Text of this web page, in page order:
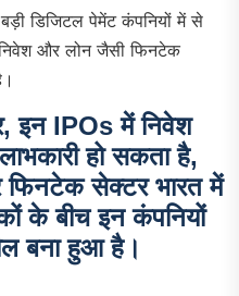
डिजिटल पेमेंट कंपनियों में से
और लोन जैसी फिनटेक
इन IPOs में निवेश
हो सकता है,
सेक्टर भारत में
के बीच इन कंपनियों
बना हुआ है।